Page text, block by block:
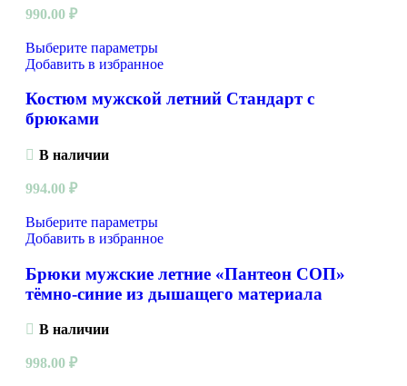
990.00 ₽
Выберите параметры
Добавить в избранное
Костюм мужской летний Стандарт с
брюками
В наличии
994.00 ₽
Выберите параметры
Добавить в избранное
Брюки мужские летние «Пантеон СОП»
тёмно-синие из дышащего материала
В наличии
998.00 ₽